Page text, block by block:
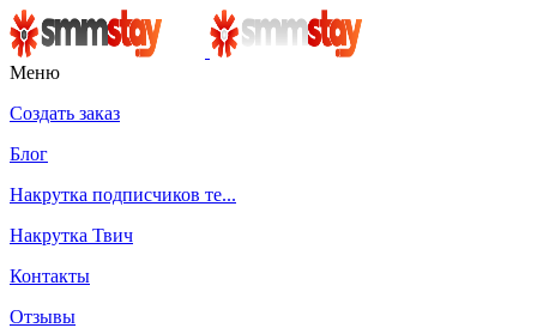
Меню
Создать заказ
Блог
Накрутка подписчиков те...
Накрутка Твич
Контакты
Отзывы